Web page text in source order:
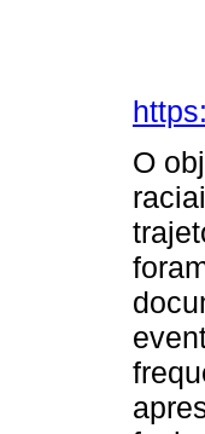
O